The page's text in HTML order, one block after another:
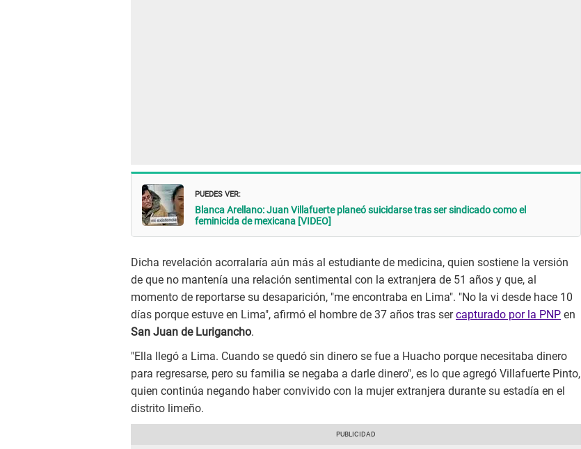
PUEDES VER:
Blanca Arellano: Juan Villafuerte planeó suicidarse tras ser sindicado como el
feminicida de mexicana [VIDEO]
Dicha revelación acorralaría aún más al estudiante de medicina, quien sostiene la versión
de que no mantenía una relación sentimental con la extranjera de 51 años y que, al
momento de reportarse su desaparición, "me encontraba en Lima". "No la vi desde hace 10
días porque estuve en Lima", afirmó el hombre de 37 años tras sercapturado por la PNP en
San Juan de Lurigancho.
"Ella llegó a Lima. Cuando se quedó sin dinero se fue a Huacho porque necesitaba dinero
para regresarse, pero su familia se negaba a darle dinero", es lo que agregó Villafuerte Pinto,
quien continúa negando haber convivido con la mujer extranjera durante su estadía en el
distrito limeño.